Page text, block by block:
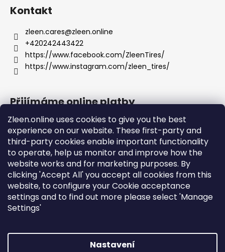
Zleen.online uses cookies to give you the best
experience on our website. These first-party and
third-party cookies enable important functionality
to operate, help us monitor and improve how the
website works and for marketing purposes. By
clicking 'Accept All' you accept all cookies from this
website, to configure your Cookie acceptance
settings and to find out more please select 'Manage
Settings'
Nastavení
Kontakt
zleen.cares@zleen.online
+420242443422
https://www.facebook.com/ZleenTires/
https://www.instagram.com/zleen_tires/
Přijímáme online platby
Podpora
Objednávky a doprava
Obchodní podmínky
Ochrana osobních údajů a cookies